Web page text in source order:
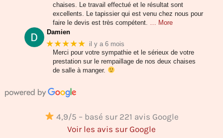
chaises. Le travail effectué et le résultat sont
excellents. Le tapissier qui est venu chez nous pour
faire le devis est très compétent.
… More
Damien
★★★★★ il y a 6 mois
Merci pour votre sympathie et le sérieux de votre
prestation sur le rempaillage de nos deux chaises
de salle à manger.
4,9/5 – basé sur 221 avis Google
Voir les avis sur Google